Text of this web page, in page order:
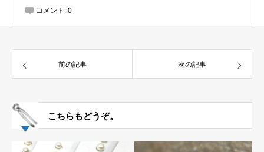
コメント: 0
前の記事 次の記事
こちらもどうぞ。